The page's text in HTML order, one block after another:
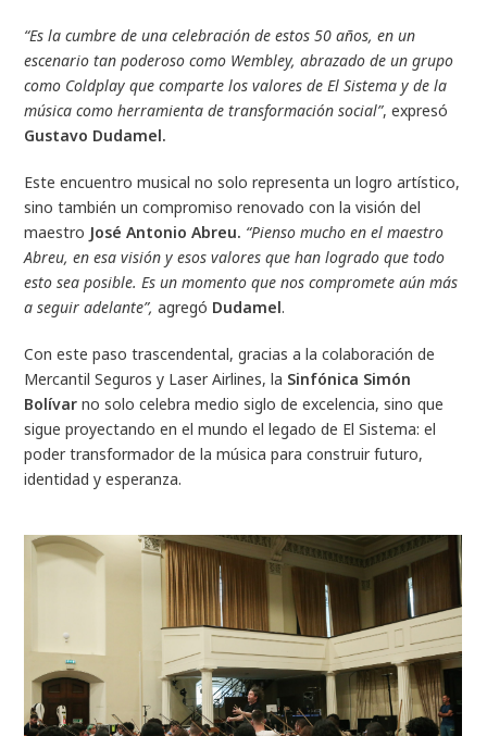
“Es la cumbre de una celebración de estos 50 años, en un
escenario tan poderoso como Wembley, abrazado de un grupo
como Coldplay que comparte los valores de El Sistema y de la
música como herramienta de transformación social”, expresó
Gustavo Dudamel.
Este encuentro musical no solo representa un logro artístico,
sino también un compromiso renovado con la visión del
maestro José Antonio Abreu. “Pienso mucho en el maestro
Abreu, en esa visión y esos valores que han logrado que todo
esto sea posible. Es un momento que nos compromete aún más
a seguir adelante”,agregó Dudamel.
Con este paso trascendental, gracias a la colaboración de
Mercantil Seguros y Laser Airlines, la Sinfónica Simón
Bolívarno solo celebra medio siglo de excelencia, sino que
sigue proyectando en el mundo el legado de El Sistema: el
poder transformador de la música para construir futuro,
identidad y esperanza.